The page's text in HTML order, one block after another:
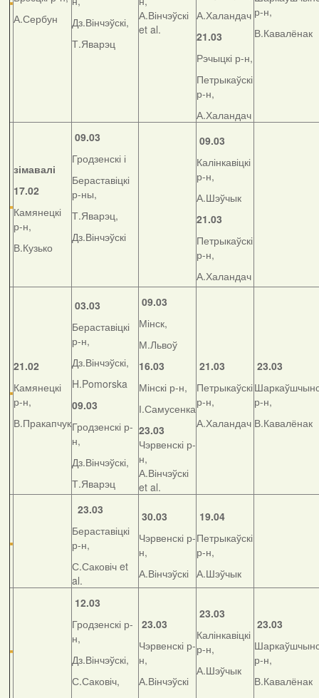
А.Сербун
Дз.Вінчэўскі,
Т.Яварэц
А.Вінчэўскі
et al.
А.Халандач
21.03
Рэчыцкі р-н,
Петрыкаўскі
р-н,
А.Халандач
р-н,
В.Кавалёнак
зімавалі
17.02
Камянецкі
р-н,
В.Кузько
09.03
Гродзенскі і
Бераставіцкі
р-ны,
Т.Яварэц,
Дз.Вінчэўскі
09.03
Калінкавіцкі
р-н,
А.Шэўчык
21.03
Петрыкаўскі
р-н,
А.Халандач
21.02
Камянецкі
р-н,
В.Пракапчук
03.03
Бераставіцкі
р-н,
Дз.Вінчэўскі,
H.Pomorska
09.03
Гродзенскі р-
н,
Дз.Вінчэўскі,
Т.Яварэц
09.03
Мінск,
М.Львоў
16.03
Мінскі р-н,
І.Самусенка
23.03
Чэрвенскі р-
н,
А.Вінчэўскі
et al.
21.03
Петрыкаўскі
р-н,
А.Халандач
23.03
р-н,
В.Кавалёнак
23.03
Бераставіцкі
р-н,
С.Саковіч et
al.
30.03
Чэрвенскі р-
н,
А.Вінчэўскі
19.04
Петрыкаўскі
р-н,
А.Шэўчык
12.03
Гродзенскі р-
н,
Дз.Вінчэўскі,
С.Саковіч,
23.03
Чэрвенскі р-
н,
А.Вінчэўскі
23.03
Калінкавіцкі
р-н,
А.Шэўчык
23.03
р-н,
В.Кавалёнак